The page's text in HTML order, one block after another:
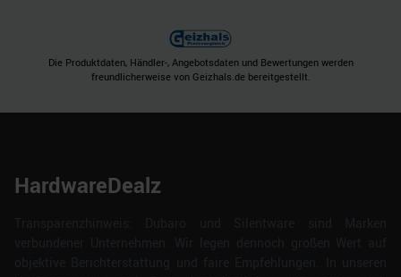
Die Produktdaten, Händler-, Angebotsdaten und Bewertungen werden
freundlicherweise von Geizhals.de bereitgestellt.
HardwareDealz